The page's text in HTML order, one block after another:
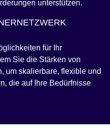
unterstützen.
für Ihr
Sie die Stärken von
um skalierbare, flexible und
die auf Ihre Bedürfnisse